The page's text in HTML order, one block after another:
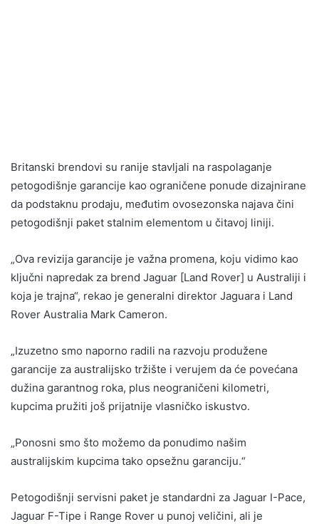
Britanski brendovi su ranije stavljali na raspolaganje
petogodišnje garancije kao ograničene ponude dizajnirane
da podstaknu prodaju, međutim ovosezonska najava čini
petogodišnji paket stalnim elementom u čitavoj liniji.
„Ova revizija garancije je važna promena, koju vidimo kao
ključni napredak za brend Jaguar [Land Rover] u Australiji i
koja je trajna“, rekao je generalni direktor Jaguara i Land
Rover Australia Mark Cameron.
„Izuzetno smo naporno radili na razvoju produžene
garancije za australijsko tržište i verujem da će povećana
dužina garantnog roka, plus neograničeni kilometri,
kupcima pružiti još prijatnije vlasničko iskustvo.
„Ponosni smo što možemo da ponudimo našim
australijskim kupcima tako opsežnu garanciju.“
Petogodišnji servisni paket je standardni za Jaguar I-Pace,
Jaguar F-Tipe i Range Rover u punoj veličini, ali je